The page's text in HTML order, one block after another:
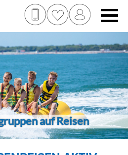
auf Reisen